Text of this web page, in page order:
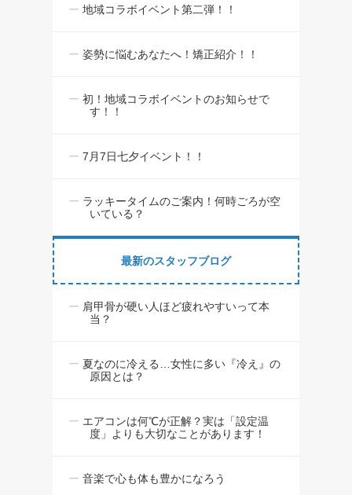
地域コラボイベント第二弾！！
姿勢に悩むあなたへ！矯正紹介！！
初！地域コラボイベントのお知らせで
す！！
7月7日七夕イベント！！
ラッキータイムのご案内！何時ごろが空
いている？
最新のスタッフブログ
肩甲骨が硬い人ほど疲れやすいって本
当？
夏なのに冷える…女性に多い『冷え』の
原因とは？
エアコンは何℃が正解？実は「設定温
度」よりも大切なことがあります！
音楽で心も体も豊かになろう